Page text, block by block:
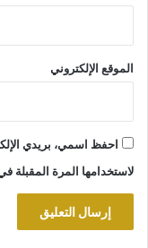
الموقع الإلكتروني
احفظ اسمي، بريدي
لاستخدامها المرة المقبلة